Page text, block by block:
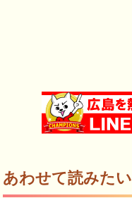
あわせて読みたい